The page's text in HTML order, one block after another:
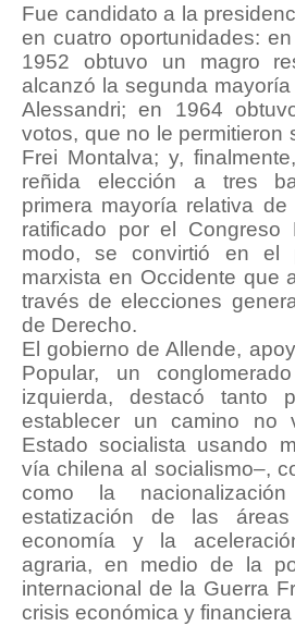
Fue candidato a la
en cuatro oportunidades:
1952 obtuvo un magro
alcanzó la segunda
Alessandri; en 1964
votos, que no le permitieron
Frei Montalva; y,
reñida elección a tres
primera mayoría relativa
ratificado por el Congreso
modo, se convirtió en el
marxista en Occidente que
través de elecciones
de Derecho.
El gobierno de Allende,
Popular, un
izquierda, destacó tanto
establecer un camino no
Estado socialista usando
vía chilena al socialismo–,
como la
estatización de las
economía y la
agraria, en medio de la
internacional de la Guerra
crisis económica y